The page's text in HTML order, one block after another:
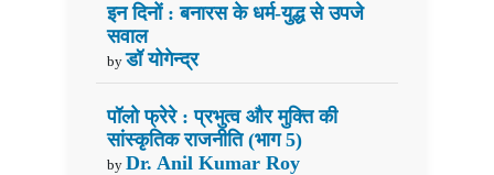
इन दिनों : बनारस के धर्म-युद्ध से उपजे
सवाल
by डॉ योगेन्द्र
पॉलो फ्रेरे : प्रभुत्व और मुक्ति की
सांस्कृतिक राजनीति (भाग 5)
by Dr. Anil Kumar Roy